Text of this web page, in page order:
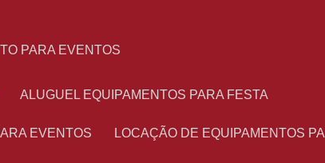
PARA EVENTOS
ALUGUEL EQUIPAMENTOS PARA FESTA
EVENTOS LOCAÇÃO DE EQUIPAMENTOS